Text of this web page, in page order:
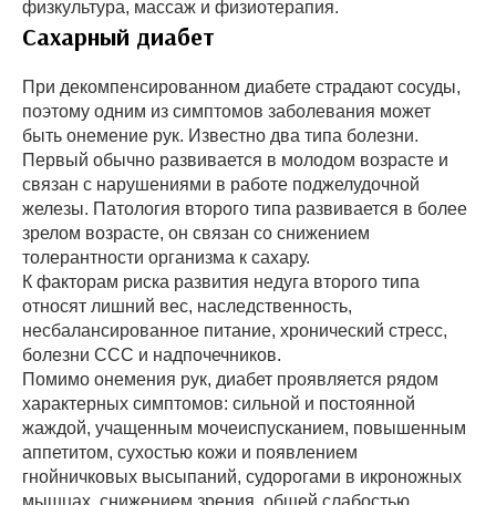
физкультура, массаж и физиотерапия.
Сахарный диабет
При декомпенсированном диабете страдают сосуды,
поэтому одним из симптомов заболевания может
быть онемение рук. Известно два типа болезни.
Первый обычно развивается в молодом возрасте и
связан с нарушениями в работе поджелудочной
железы. Патология второго типа развивается в более
зрелом возрасте, он связан со снижением
толерантности организма к сахару.
К факторам риска развития недуга второго типа
относят лишний вес, наследственность,
несбалансированное питание, хронический стресс,
болезни ССС и надпочечников.
Помимо онемения рук, диабет проявляется рядом
характерных симптомов: сильной и постоянной
жаждой, учащенным мочеиспусканием, повышенным
аппетитом, сухостью кожи и появлением
гнойничковых высыпаний, судорогами в икроножных